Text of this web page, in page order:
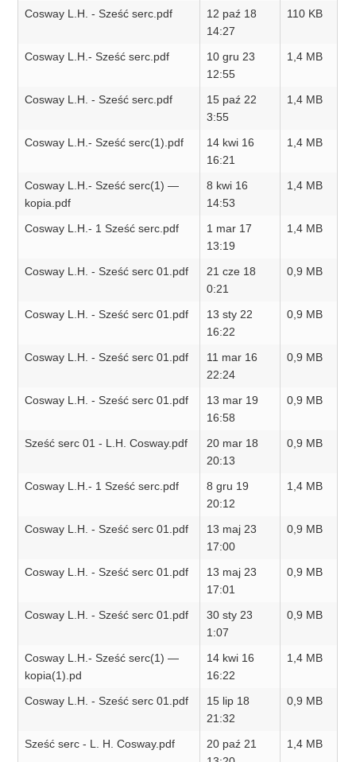
Cosway L.H. - Sześć serc.pdf
12 paź 18
14:27
110 KB
Cosway L.H.- Sześć serc.pdf
10 gru 23
12:55
1,4 MB
Cosway L.H. - Sześć serc.pdf
15 paź 22
3:55
1,4 MB
Cosway L.H.- Sześć serc(1).pdf
14 kwi 16
16:21
1,4 MB
Cosway L.H.- Sześć serc(1) —
kopia.pdf
8 kwi 16
14:53
1,4 MB
Cosway L.H.- 1 Sześć serc.pdf
1 mar 17
13:19
1,4 MB
Cosway L.H. - Sześć serc 01.pdf
21 cze 18
0:21
0,9 MB
Cosway L.H. - Sześć serc 01.pdf
13 sty 22
16:22
0,9 MB
Cosway L.H. - Sześć serc 01.pdf
11 mar 16
22:24
0,9 MB
Cosway L.H. - Sześć serc 01.pdf
13 mar 19
16:58
0,9 MB
Sześć serc 01 - L.H. Cosway.pdf
20 mar 18
20:13
0,9 MB
Cosway L.H.- 1 Sześć serc.pdf
8 gru 19
20:12
1,4 MB
Cosway L.H. - Sześć serc 01.pdf
13 maj 23
17:00
0,9 MB
Cosway L.H. - Sześć serc 01.pdf
13 maj 23
17:01
0,9 MB
Cosway L.H. - Sześć serc 01.pdf
30 sty 23
1:07
0,9 MB
Cosway L.H.- Sześć serc(1) —
kopia(1).pd
14 kwi 16
16:22
1,4 MB
Cosway L.H. - Sześć serc 01.pdf
15 lip 18
21:32
0,9 MB
Sześć serc - L. H. Cosway.pdf
20 paź 21
1,4 MB